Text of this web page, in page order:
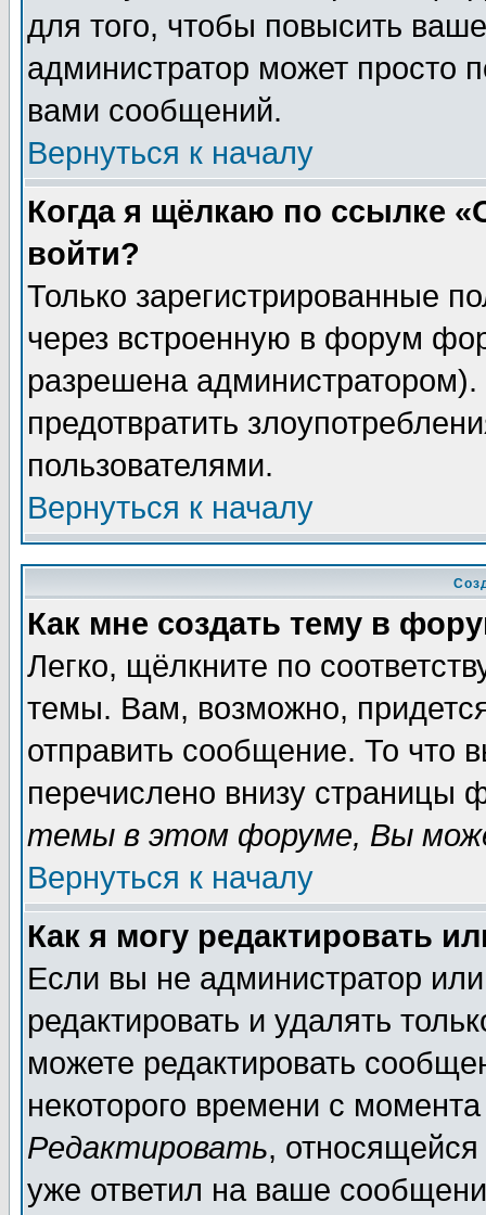
для того, чтобы повысить
администратор может просто
вами сообщений.
Вернуться к началу
Когда я щёлкаю по ссылке
войти?
Только зарегистрированные
через встроенную в форум
разрешена
предотвратить
пользователями.
Вернуться к началу
Как мне создать тему в
Легко, щёлкните по
темы. Вам, возможно,
отправить сообщение. То что
перечислено внизу страницы
темы в этом форуме, Вы
Вернуться к началу
Как я могу редактировать
Если вы не администратор
редактировать и удалять
можете редактировать
некоторого времени с
Редактировать,
уже ответил на ваше